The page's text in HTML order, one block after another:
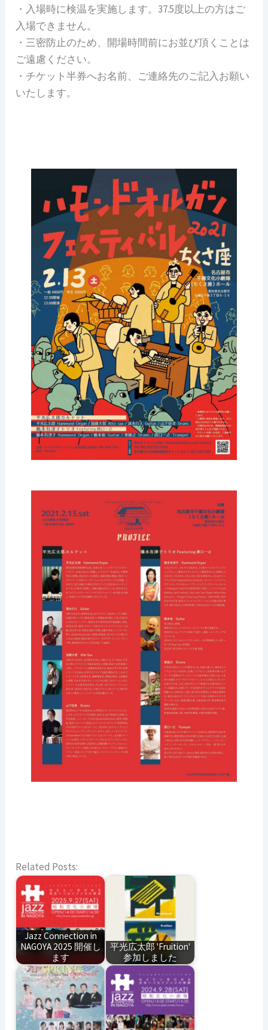
・入場時に検温を実施します。37.5度以上の方はご
入場できません。
・三密防止のため、開場時間前にお並び頂くことは
ご遠慮ください。
・チケット半券へお名前、ご連絡先のご記入お願い
いたします。
Related Posts:
Jazz Connection in
NAGOYA 2025 開催し
ます
平光広太郎 'Fruition'
参加しました